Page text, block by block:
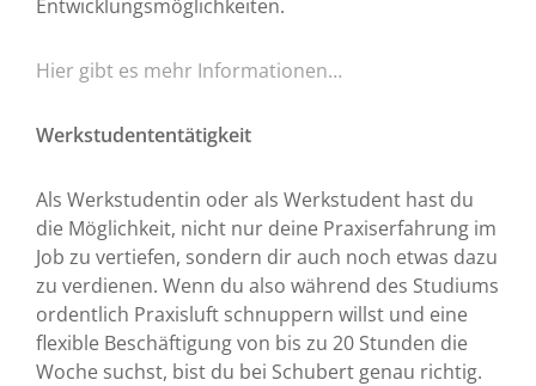
Entwicklungsmöglichkeiten.
Hier gibt es mehr Informationen…
Werkstudententätigkeit
Als Werkstudentin oder als Werkstudent hast du
die Möglichkeit, nicht nur deine Praxiserfahrung im
Job zu vertiefen, sondern dir auch noch etwas dazu
zu verdienen. Wenn du also während des Studiums
ordentlich Praxisluft schnuppern willst und eine
flexible Beschäftigung von bis zu 20 Stunden die
Woche suchst, bist du bei Schubert genau richtig.